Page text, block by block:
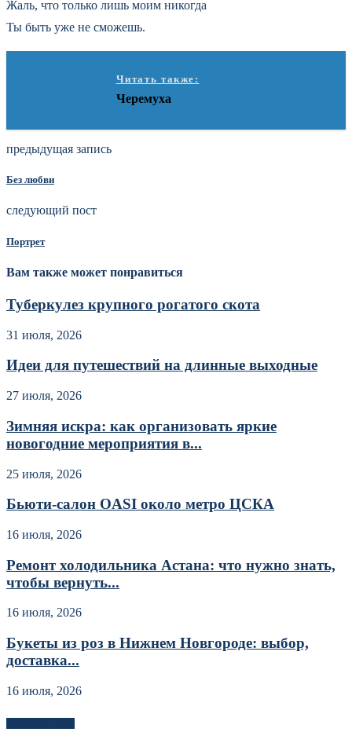
Жаль, что только лишь моим никогда
Ты быть уже не сможешь.
Читать также:
Черемуха
предыдущая запись
Без любви
следующий пост
Портрет
Вам также может понравиться
Туберкулез крупного рогатого скота
31 июля, 2026
Идеи для путешествий на длинные выходные
27 июля, 2026
Зимняя искра: как организовать яркие
новогодние мероприятия в...
25 июля, 2026
Бьюти-салон OASI около метро ЦСКА
16 июля, 2026
Ремонт холодильника Астана: что нужно знать,
чтобы вернуть...
16 июля, 2026
Букеты из роз в Нижнем Новгороде: выбор,
доставка...
16 июля, 2026